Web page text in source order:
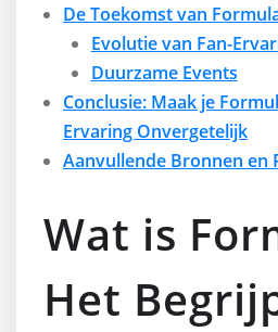
De Toekomst van
Evolutie van Fan-
Duurzame Events
Conclusie: Maak je
Ervaring Onvergetelijk
Aanvullende Bronnen en
Wat is
Het